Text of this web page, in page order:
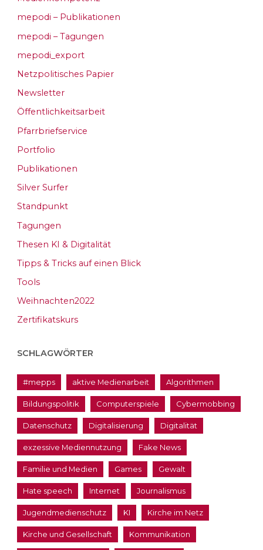
mepodi – Publikationen
mepodi – Tagungen
mepodi_export
Netzpolitisches Papier
Newsletter
Öffentlichkeitsarbeit
Pfarrbriefservice
Portfolio
Publikationen
Silver Surfer
Standpunkt
Tagungen
Thesen KI & Digitalität
Tipps & Tricks auf einen Blick
Tools
Weihnachten2022
Zertifikatskurs
SCHLAGWÖRTER
#mepps aktive Medienarbeit Algorithmen
Bildungspolitik Computerspiele Cybermobbing
Datenschutz Digitalisierung Digitalität
exzessive Mediennutzung Fake News
Familie und Medien Games Gewalt
Hate speech Internet Journalismus
Jugendmedienschutz KI Kirche im Netz
Kirche und Gesellschaft Kommunikation